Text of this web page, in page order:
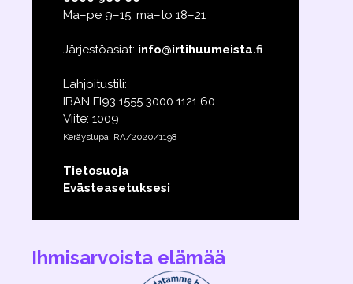
Ma–pe 9–15, ma–to 18–21
Järjestöasiat: info@irtihuumeista.fi
Lahjoitustili:
IBAN FI93 1555 3000 1121 60
Viite: 1009
Keräyslupa: RA/2020/1198
Tietosuoja
Evästeasetuksesi
Ihmisarvoista elämää